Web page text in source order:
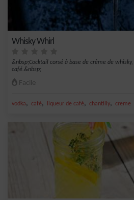
Whisky Whirl
&nbsp;Cocktail corsé à base de crème de
café.&nbsp;
Facile
vodka, café, liqueur de café, chantilly, creme